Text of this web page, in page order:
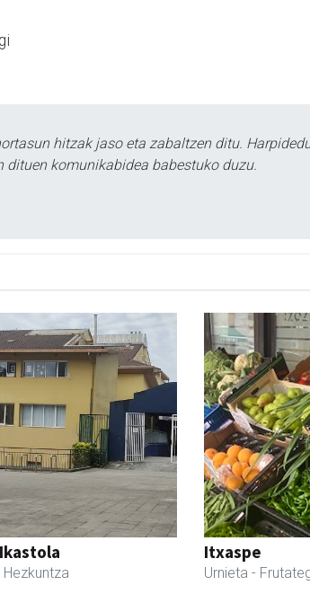
hitzak jaso eta zabaltzen ditu.
dituen komunikabidea babestuko duzu.
Hezkuntza
Itxaspe
Urnieta -